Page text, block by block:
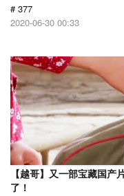
# 377
2020-06-30 00:33
【越哥】又一部宝藏国
了！